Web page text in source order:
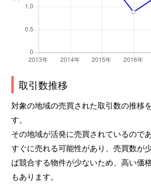
取引数推移
対象の地域の売買された取引数の推移
す。
その地域が活発に売買されているので
すぐに売れる可能性があり、売買数が
ば競合する物件が少ないため、高い価
もあります。